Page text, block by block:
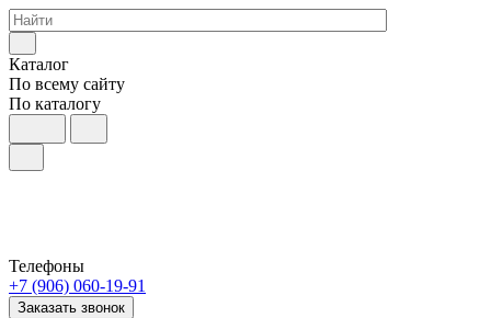
Каталог
По всему сайту
По каталогу
Телефоны
+7 (906) 060-19-91
Заказать звонок